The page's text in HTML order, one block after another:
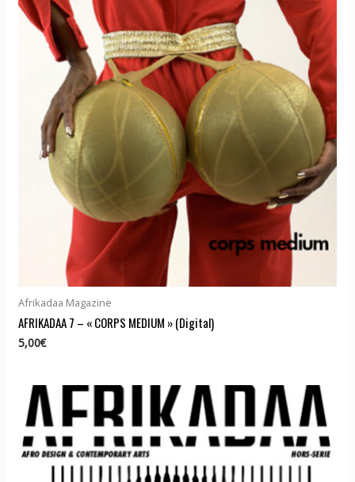
Afrikadaa Magazine
AFRIKADAA 7 – « CORPS MEDIUM » (Digital)
5,00€